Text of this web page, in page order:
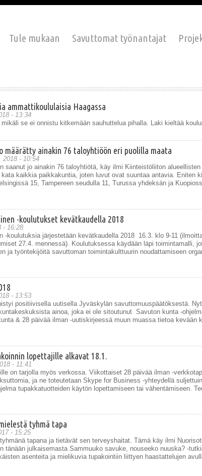
Tule mukaan Savuttomat työnantajat
ammattikoululaisia Haagassa
- 13:34
se ei onnistu kitkemään sauhuttelua pihalla. Laki kieltää
määrätty ainakin 76 taloyhtiöön eri puolilla maata
- 10:54
saanut jo ainakin 76 taloyhtiötä, käy ilmi Kiinteistöliiton
kaikkia paikkakuntia, joten luvut ovat suuntaa antavia. Eniten
15, Tampereen seudulla 11, Turussa yhdeksän ja
-koulutukset kevätkaudella 2018
- 16:28
-koulutuksia järjestetään kevätkaudella 2018 16.3. klo 9-11
27.4. mennessä). Koulutuksessa käydään läpi toimintamalli,
ja työntekijöitä savuttoman toimintakulttuurin noudattamiseen
- 13:53
positiivisella uutisella Jyväskylän savuttomuuspäätöksestä.
ainoa, joka ei ole sitoutunut Savuton kunta -
& 28 päivää ilman -uutiskirjeessä muun muassa tietoa kevään
lopettajille alkavat 18.1.
- 11:41
on tarjolla myös verkossa. Viikottaiset 28 päivää ilman -
ja ne toteutetaan Skype for Business -yhteydellä
tupakkatuotteiden käytön lopettamiseen tai vähentämiseen.
tyhmä tapa
- 15:25
tapana ja tietävät sen terveyshaitat. Tämä käy ilmi
tänään julkaisemasta Sammuuko savuke, nouseeko nuuska? -
asenteita ja mielikuvia tupakointiin liittyen haastattelujen